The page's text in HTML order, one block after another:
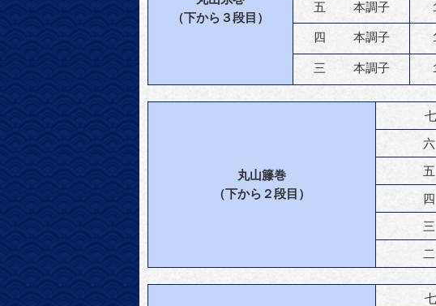
（下から３段目）
五 本調子
四 本調子
三 本調子
丸山籐巻
（下から２段目）